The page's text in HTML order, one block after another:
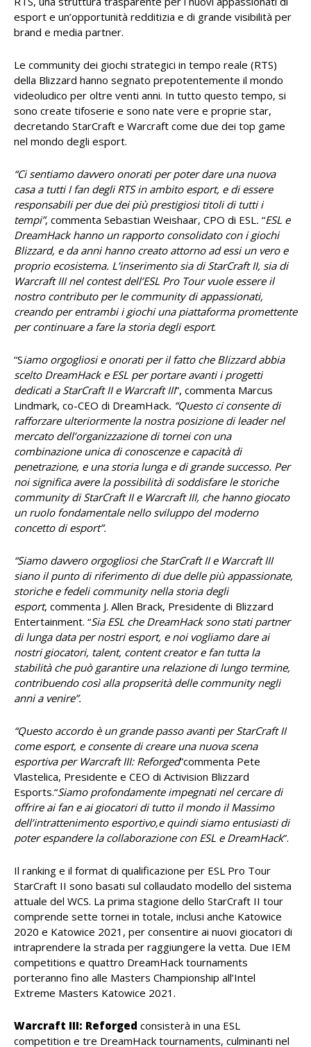
esport e un’opportunità redditizia e di grande visibilità per
brand e media partner.
Le community dei giochi strategici in tempo reale (RTS)
della Blizzard hanno segnato prepotentemente il mondo
videoludico per oltre venti anni. In tutto questo tempo, si
sono create tifoserie e sono nate vere e proprie star,
decretando StarCraft e Warcraft come due dei top game
nel mondo degli esport.
“Ci sentiamo davvero onorati per poter dare una nuova
casa a tutti I fan degli RTS in ambito esport, e di essere
responsabili per due dei più prestigiosi titoli di tutti i
tempi”, commenta Sebastian Weishaar, CPO di ESL. “ESL e
DreamHack hanno un rapporto consolidato con i giochi
Blizzard, e da anni hanno creato attorno ad essi un vero e
proprio ecosistema. L’inserimento sia di StarCraft II, sia di
Warcraft III nel contest dell’ESL Pro Tour vuole essere il
nostro contributo per le community di appassionati,
creando per entrambi i giochi una piattaforma promettente
per continuare a fare la storia degli esport.
“Siamo orgogliosi e onorati per il fatto che Blizzard abbia
scelto DreamHack e ESL per portare avanti i progetti
dedicati a StarCraft II e Warcraft III”, commenta Marcus
Lindmark, co-CEO di DreamHack. “Questo ci consente di
rafforzare ulteriormente la nostra posizione di leader nel
mercato dell’organizzazione di tornei con una
combinazione unica di conoscenze e capacità di
penetrazione, e una storia lunga e di grande successo. Per
noi significa avere la possibilità di soddisfare le storiche
community di StarCraft II e Warcraft III, che hanno giocato
un ruolo fondamentale nello sviluppo del moderno
concetto di esport”.
“Siamo davvero orgogliosi che StarCraft II e Warcraft III
siano il punto di riferimento di due delle più appassionate,
storiche e fedeli community nella storia degli
esport, commenta J. Allen Brack, Presidente di Blizzard
Entertainment. “Sia ESL che DreamHack sono stati partner
di lunga data per nostri esport, e noi vogliamo dare ai
nostri giocatori, talent, content creator e fan tutta la
stabilità che può garantire una relazione di lungo termine,
contribuendo così alla propserità delle community negli
anni a venire”.
“Questo accordoè un grande passo avanti per StarCraft II
come esport, e consente di creare una nuova scena
esportiva per Warcraft III: Reforged”commenta Pete
Vlastelica, Presidente e CEO di Activision Blizzard
Esports.“Siamo profondamente impegnati nel cercare di
offrire ai fan e ai giocatori di tutto il mondo il Massimo
dell’intrattenimento esportivo,e quindi siamo entusiasti di
poter espandere la collaborazione con ESL e DreamHack”.
Il ranking e il format di qualificazione per ESL Pro Tour
StarCraft II sono basati sul collaudato modello del sistema
attuale del WCS. La prima stagione dello StarCraft II tour
comprende sette tornei in totale, inclusi anche Katowice
2020 e Katowice 2021, per consentire ai nuovi giocatori di
intraprendere la strada per raggiungere la vetta. Due IEM
competitions e quattro DreamHack tournaments
porteranno fino alle Masters Championship all’Intel
Extreme Masters Katowice 2021.
Warcraft III: Reforged consisterà in una ESL
competition e tre DreamHack tournaments, culminanti nel